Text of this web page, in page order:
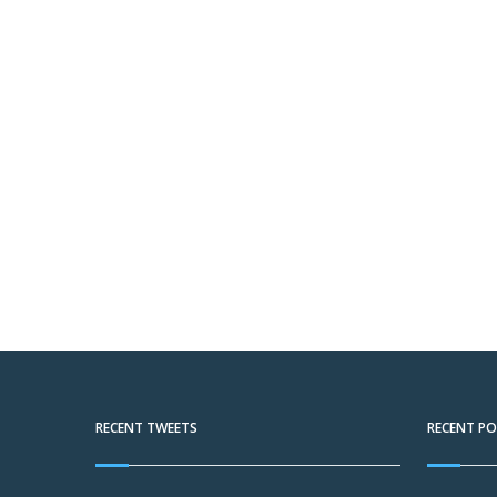
RECENT TWEETS RECENT